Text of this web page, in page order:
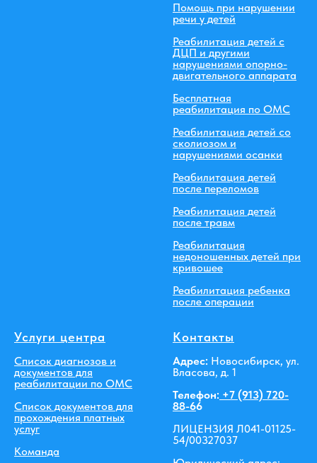
Помощь при нарушении
речи у детей
Реабилитация детей с
ДЦП и другими
нарушениями опорно-
двигательного аппарата
Бесплатная
реабилитация по ОМС
Реабилитация детей со
сколиозом и
нарушениями осанки
Реабилитация детей
после переломов
Реабилитация детей
после травм
Реабилитация
недоношенных детей при
кривошее
Реабилитация ребенка
после операции
Услуги центра
Список диагнозов и
документов для
реабилитации по ОМС
Список документов для
прохождения платных
услуг
Команда
Контакты
Адрес: Новосибирск, ул.
Власова, д. 1
Телефон: +7 (913) 720-
88-66
ЛИЦЕНЗИЯ Л041-01125-
54/00327037